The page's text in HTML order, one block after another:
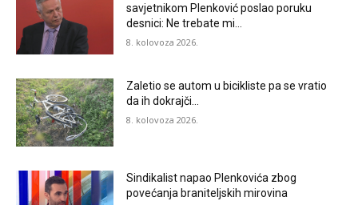
savjetnikom Plenković poslao poruku
desnici: Ne trebate mi…
8. kolovoza 2026.
Zaletio se autom u bicikliste pa se vratio
da ih dokrajči…
8. kolovoza 2026.
Sindikalist napao Plenkovića zbog
povećanja braniteljskih mirovina